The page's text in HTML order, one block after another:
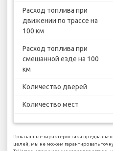
Расход топлива при
движении по трассе на
100 км
Расход топлива при
смешанной езде на 100
км
Количество дверей
Количество мест
Показанные характеристики
целей, мы не можем гарантировать